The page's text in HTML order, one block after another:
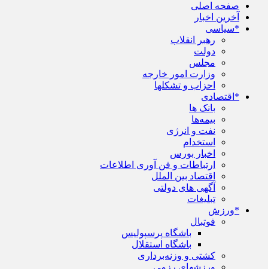
صفحه اصلی
آخرین اخبار
*سیاسی
رهبر انقلاب
دولت
مجلس
وزارت امور خارجه
احزاب و تشکلها
*اقتصادی
بانک ها
بیمه‌ها
نفت و انرژی
استخدام
اخبار بورس
ارتباطات و فن آوری اطلاعات
اقتصاد بین الملل
آگهی های دولتی
تبلیغات
*ورزش
فوتبال
باشگاه پرسپولیس
باشگاه استقلال
کشتی و وزنه‌برداری